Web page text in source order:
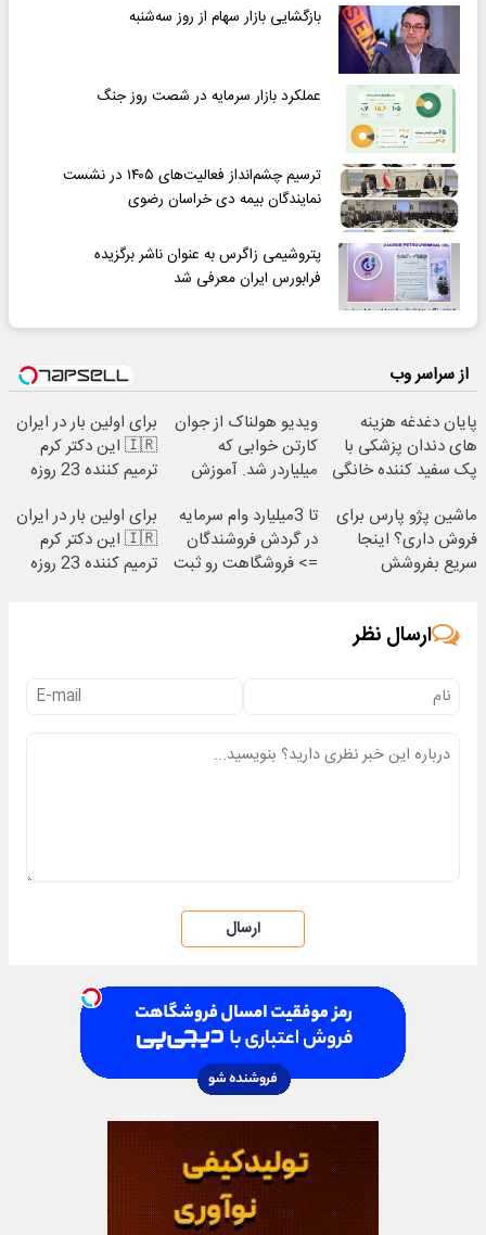
بازگشایی بازار سهام از روز سه‌شنبه
عملکرد بازار سرمایه در شصت روز جنگ
ترسیم چشم‌انداز فعالیت‌های ۱۴۰۵ در نشست
نمایندگان بیمه دی خراسان رضوی
پتروشیمی زاگرس به عنوان ناشر برگزیده
فرابورس ایران معرفی شد
از سراسر وب
پایان دغدغه هزینه
های دندان پزشکی با
پک سفید کننده خانگی
ویدیو هولناک از جوان
کارتن خوابی که
میلیاردر شد. آموزش
برای اولین بار در ایران
🇮🇷 این دکتر کرم
ترمیم کننده 23 روزه
ماشین پژو پارس برای
فروش داری؟ اینجا
سریع بفروشش
تا 3میلیارد وام سرمایه
در گردش فروشندگان
=> فروشگاهت رو ثبت
برای اولین بار در ایران
🇮🇷 این دکتر کرم
ترمیم کننده 23 روزه
ارسال نظر
ارسال